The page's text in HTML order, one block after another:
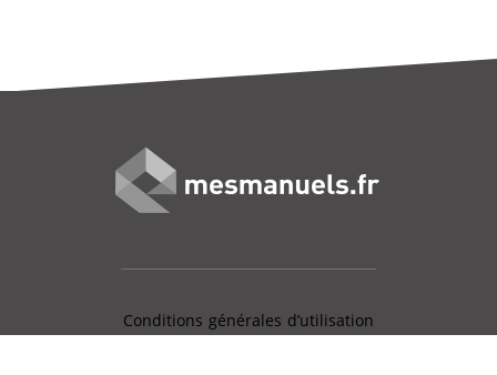
Conditions générales d’utilisation